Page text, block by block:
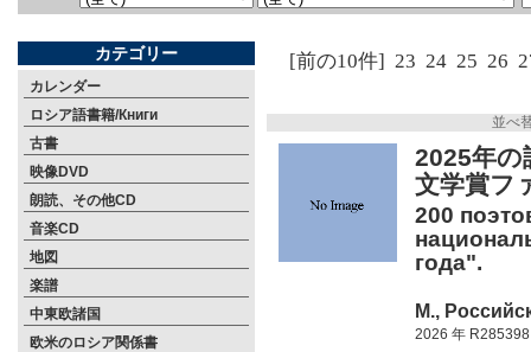
カテゴリー
カレンダー
ロシア語書籍/Книги
古書
映像DVD
朗読、その他CD
音楽CD
地図
楽譜
中東欧諸国
欧米のロシア関係書
[前の10件] 23 24 25 26
並べ
2025年
文学賞フ
200
года".
М.,
2026 年 R285398